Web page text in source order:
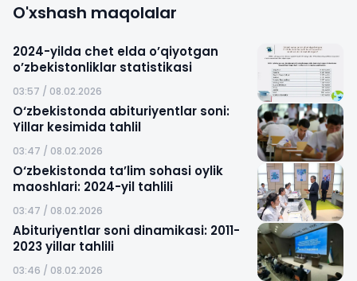
O'xshash maqolalar
2024-yilda chet elda o’qiyotgan
o’zbekistonliklar statistikasi
03:57 / 08.02.2026
O‘zbekistonda abituriyentlar soni:
Yillar kesimida tahlil
03:47 / 08.02.2026
O‘zbekistonda ta’lim sohasi oylik
maoshlari: 2024-yil tahlili
03:47 / 08.02.2026
Abituriyentlar soni dinamikasi: 2011-
2023 yillar tahlili
03:46 / 08.02.2026